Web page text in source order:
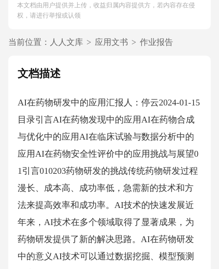
本文档由用户提供并上传，收益归属内容提供方，若内容存在侵
权，请进行举报或认领
当前位置： 人人文库 > 应用文书 > 作业报告
文档描述
AI在药物研发中的应用汇报人：停云2024-01-15
目录引言AI在药物发现中的应用AI在药物合成
与优化中的应用AI在临床试验与数据分析中的
应用AI在药物安全性评价中的应用挑战与展望0
1引言010203药物研发的挑战传统药物研发过程
漫长、成本高、成功率低，急需新的技术和方
法来提高效率和成功率。AI技术的快速发展近
年来，AI技术在多个领域取得了显著成果，为
药物研发提供了新的解决思路。AI在药物研发
中的意义AI技术可以通过数据挖掘、模型预测